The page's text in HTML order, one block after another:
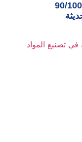
كيفية الاستفادة من بي في سي 90/100